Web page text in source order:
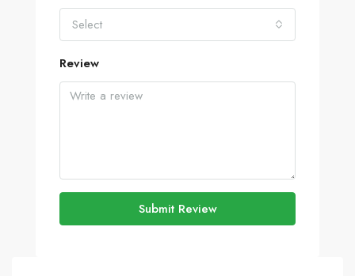
Select
Review
Submit Review